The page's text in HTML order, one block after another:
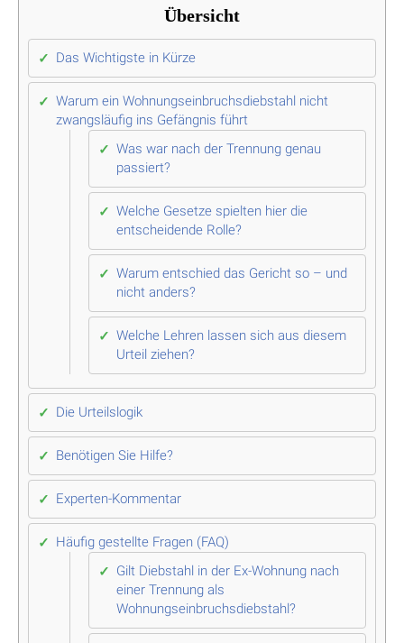
Übersicht
Das Wichtigste in Kürze
Warum ein Wohnungseinbruchsdiebstahl nicht
zwangsläufig ins Gefängnis führt
Was war nach der Trennung genau
passiert?
Welche Gesetze spielten hier die
entscheidende Rolle?
Warum entschied das Gericht so – und
nicht anders?
Welche Lehren lassen sich aus diesem
Urteil ziehen?
Die Urteilslogik
Benötigen Sie Hilfe?
Experten-Kommentar
Häufig gestellte Fragen (FAQ)
Gilt Diebstahl in der Ex-Wohnung nach
einer Trennung als
Wohnungseinbruchsdiebstahl?